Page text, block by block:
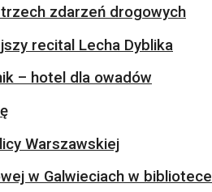
zdarzeń drogowych
recital Lecha Dyblika
– hotel dla owadów
Warszawskiej
w Galwieciach w